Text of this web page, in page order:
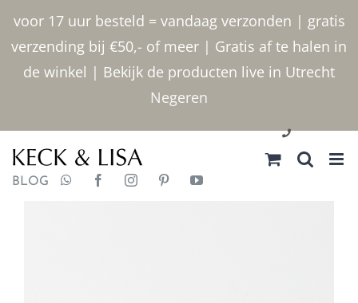
voor 17 uur besteld = vandaag verzonden | gratis
verzending bij €50,- of meer | Gratis af te halen in
de winkel | Bekijk de producten live in Utrecht
Negeren
inhoud
030 2400000
BLOG